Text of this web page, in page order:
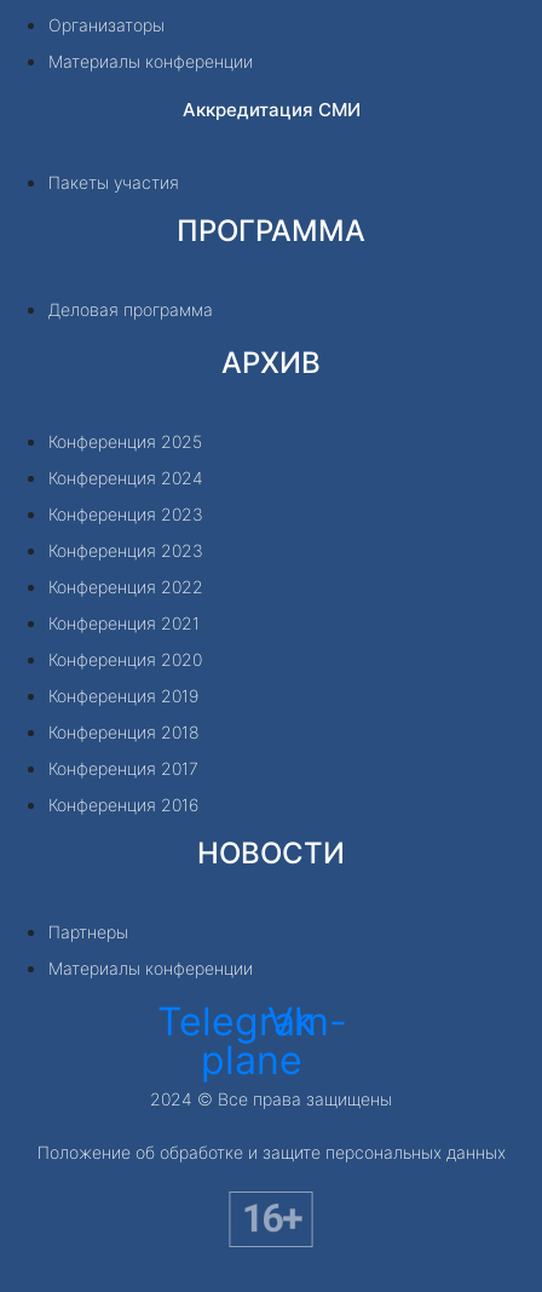
Организаторы
Материалы конференции
Аккредитация СМИ
Пакеты участия
ПРОГРАММА
Деловая программа
АРХИВ
Конференция 2025
Конференция 2024
Конференция 2023
Конференция 2023
Конференция 2022
Конференция 2021
Конференция 2020
Конференция 2019
Конференция 2018
Конференция 2017
Конференция 2016
НОВОСТИ
Партнеры
Материалы конференции
Telegram-
plane
Vk
2024 © Все права защищены
Положение об обработке и защите персональных данных